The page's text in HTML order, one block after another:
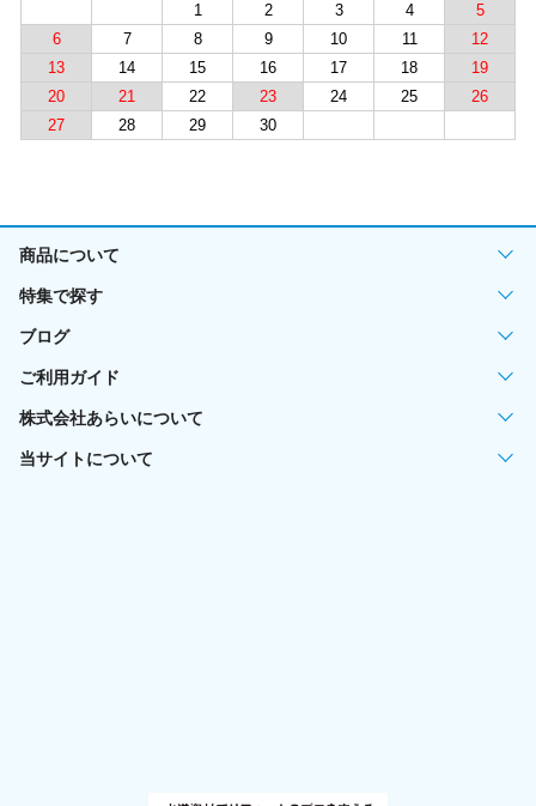
1
2 3 4
5
6
7 8 9 10 11
12
13
14 15 16 17 18
19
20
21 22 23 24 25
26
27
28 29 30
商品について
特集で探す
ブログ
ご利用ガイド
株式会社あらいについて
当サイトについて